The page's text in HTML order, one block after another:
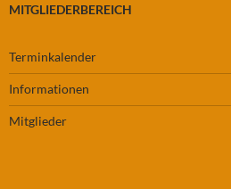
MITGLIEDERBEREICH
Terminkalender
Informationen
Mitglieder